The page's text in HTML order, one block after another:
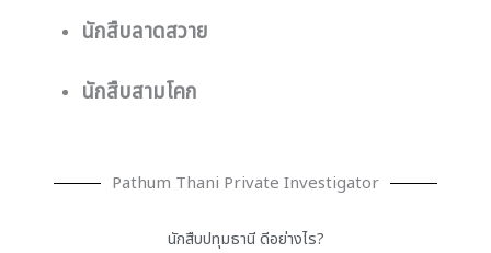
นักสืบลาดสวาย
นักสืบสามโคก
Pathum Thani Private Investigator
นักสืบปทุมธานี ดีอย่างไร?